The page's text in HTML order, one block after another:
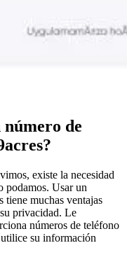
de
existe la necesidad
podamos. Usar un
tiene muchas ventajas
privacidad. Le
números de teléfono
su información